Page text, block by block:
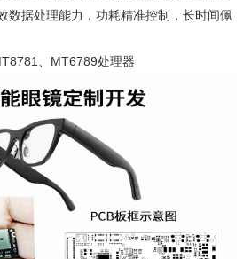
数据处理能力，功耗精准控制，长时间佩
、MT6789处理器